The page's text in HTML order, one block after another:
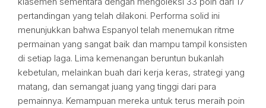
pertandingan yang telah dilakoni. Performa solid ini
menunjukkan bahwa Espanyol telah menemukan ritme
permainan yang sangat baik dan mampu tampil konsisten
di setiap laga. Lima kemenangan beruntun bukanlah
kebetulan, melainkan buah dari kerja keras, strategi yang
matang, dan semangat juang yang tinggi dari para
pemainnya. Kemampuan mereka untuk terus meraih poin